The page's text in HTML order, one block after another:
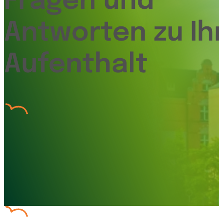
Antworten zu
Aufenthalt